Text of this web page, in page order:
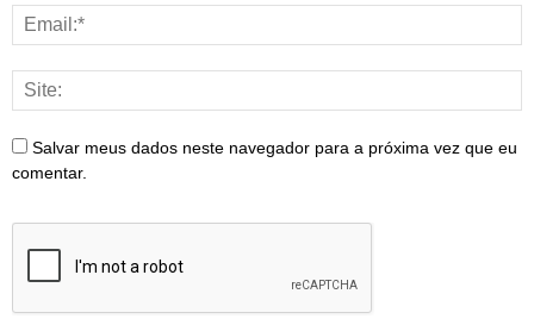
Salvar meus dados neste navegador para a próxima vez que eu
comentar.